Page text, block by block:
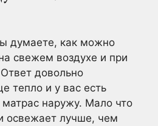
думаете, как можно
свежем воздухе и при
довольно
тепло и у вас есть
наружу. Мало что
освежает лучше, чем